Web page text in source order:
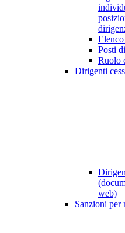
Posti
Ruolo
Dirigenti
web)
Sanzioni per